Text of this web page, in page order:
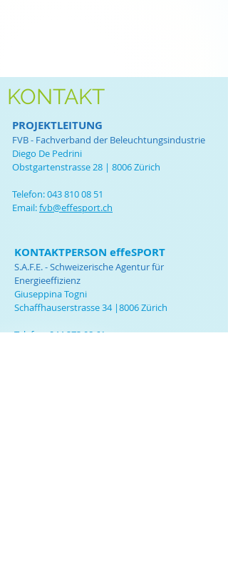
KONTAKT
PROJEKTLEITUNG
FVB - Fachverband der Beleuchtungsindustrie
Diego De Pedrini
Obstgartenstrasse 28 | 8006 Zürich
Telefon:043 810 08 51
Email:fvb@effesport.ch
KONTAKTPERSON effeSPORT
S.A.F.E. - Schweizerische Agentur für
Energieeffizienz
Giuseppina Togni
Schaffhauserstrasse 34 |8006 Zürich
Telefon:044 273 08 61